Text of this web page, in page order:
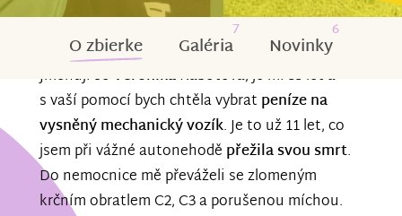
O zbierke Galéria
7
Novinky
6
Jmenuji se VeronikaKabotová, je mi 33 let a
s vaší pomocí bych chtěla vybrat peníze na
vysněný mechanický vozík. Je to už 11 let, co
jsem při vážné autonehodě přežila svou smrt.
Do nemocnice mě převáželi se zlomeným
krčním obratlem C2, C3 a porušenou míchou.